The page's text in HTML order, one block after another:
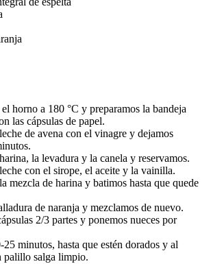
horno a 180 °C y preparamos la bandeja
las cápsulas de papel.
de avena con el vinagre y dejamos
la levadura y la canela y reservamos.
con el sirope, el aceite y la vainilla.
mezcla de harina y batimos hasta que quede
de naranja y mezclamos de nuevo.
2/3 partes y ponemos nueces por
minutos, hasta que estén dorados y al
palillo salga limpio.